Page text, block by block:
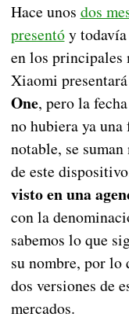
Hace unos dos
presentóy todavía
en los principales
Xiaomi
One, pero la
no hubiera ya
notable, se
de este
visto en una
con la
sabemos lo que
su nombre, por
dos versiones de
mercados.